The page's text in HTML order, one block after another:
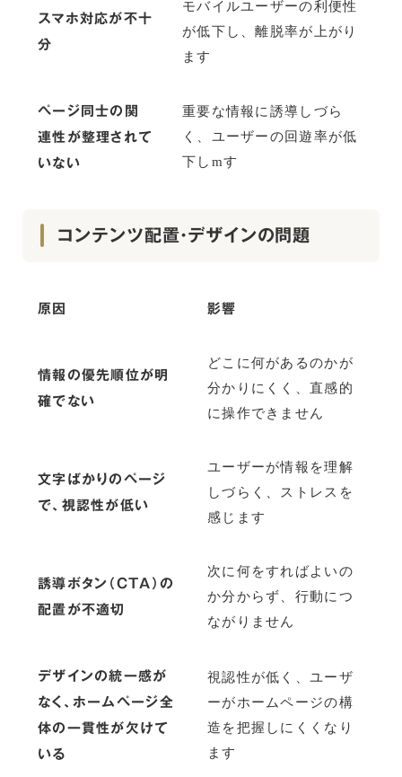
スマホ対応が不十
分
モバイルユーザーの利便性
が低下し、離脱率が上がり
ます
ページ同士の関
連性が整理されて
いない
重要な情報に誘導しづら
く、ユーザーの回遊率が低
下しmす
コンテンツ配置・デザインの問題
原因 影響
情報の優先順位が明
確でない
どこに何があるのかが
分かりにくく、直感的
に操作できません
文字ばかりのページ
で、視認性が低い
ユーザーが情報を理解
しづらく、ストレスを
感じます
誘導ボタン（CTA）の
配置が不適切
次に何をすればよいの
か分からず、行動につ
ながりません
デザインの統一感が
なく、ホームページ全
体の一貫性が欠けて
いる
視認性が低く、ユーザ
ーがホームページの構
造を把握しにくくなり
ます